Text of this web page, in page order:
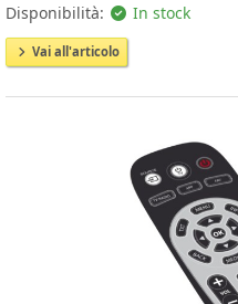
Disponibilità: In stock
Vai all'articolo